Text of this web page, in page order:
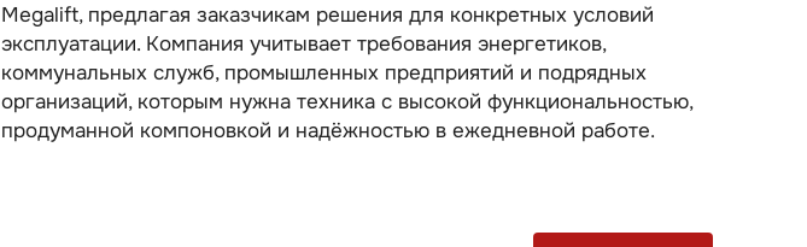
Megalift, предлагая заказчикам решения для конкретных условий
эксплуатации. Компания учитывает требования энергетиков,
коммунальных служб, промышленных предприятий и подрядных
организаций, которым нужна техника с высокой функциональностью,
продуманной компоновкой и надёжностью в ежедневной работе.